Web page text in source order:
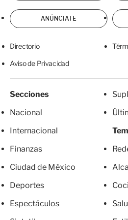
ANÚNCIATE
Directorio
Aviso de Privacidad
Secciones
Nacional
Internacional
Finanzas
Ciudad de México
Deportes
Espectáculos